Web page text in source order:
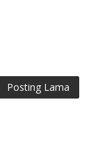
Posting Lama